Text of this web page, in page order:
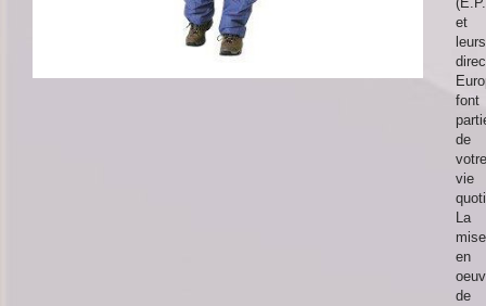
et
leurs
font
de
votre
vie
La
mise
en
de